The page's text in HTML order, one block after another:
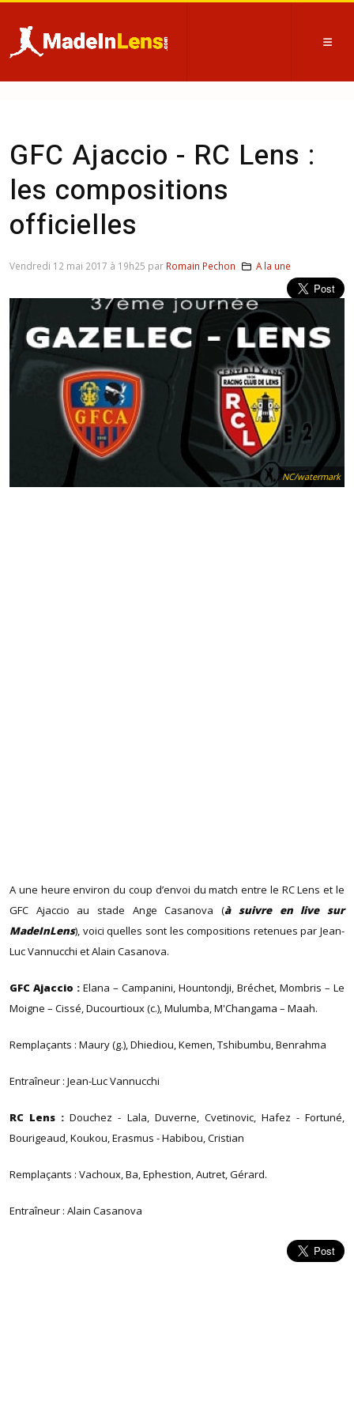
GFC Ajaccio - RC Lens :
les compositions
officielles
NC/watermark
A une heure environ du coup d’envoi du match entre le RC Lens et le
GFC Ajaccio au stade Ange Casanova (à suivre en live sur
MadeInLens), voici quelles sont les compositions retenues par Jean-
Luc Vannucchi et Alain Casanova.
GFC Ajaccio : Elana – Campanini, Hountondji, Bréchet, Mombris – Le
Moigne – Cissé, Ducourtioux (c.), Mulumba, M'Changama – Maah.
Remplaçants : Maury (g.), Dhiediou, Kemen, Tshibumbu, Benrahma
Entraîneur : Jean-Luc Vannucchi
RC Lens : Douchez - Lala, Duverne, Cvetinovic, Hafez - Fortuné,
Bourigeaud, Koukou, Erasmus - Habibou, Cristian
Remplaçants : Vachoux, Ba, Ephestion, Autret, Gérard.
Entraîneur : Alain Casanova
Vendredi 12 mai 2017 à 19h25 par Romain Pechon A la une